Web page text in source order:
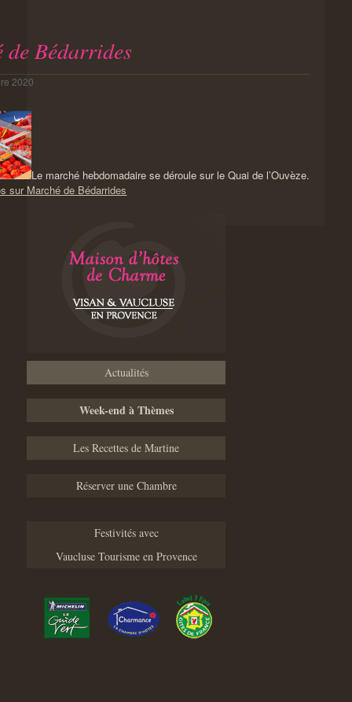
de Bédarrides
2020
Le marché hebdomadaire se déroule sur le Quai de l’Ouvèze.
sur Marché de Bédarrides
Actualités
Week-end à Thèmes
Les Recettes de Martine
Réserver une Chambre
Festivités avec
Vaucluse Tourisme en Provence